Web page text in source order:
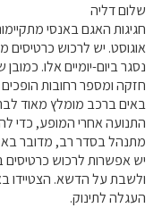
שלום דליה
חגיגות האגם באנסי
אוגוסט. יש לרכוש כרטיסים
נסגר ביום-יומיים אלו.
חזקה ומספר רחובות
באים ברכב מומלץ מאוד
התנועה אחרי המופע, כדי
מתנהל בסדר רב, מדובר
יש אפשרות לרכוש כרטיסים
ולשבת על הדשא. הצטיידו
העגלה לתינוק.